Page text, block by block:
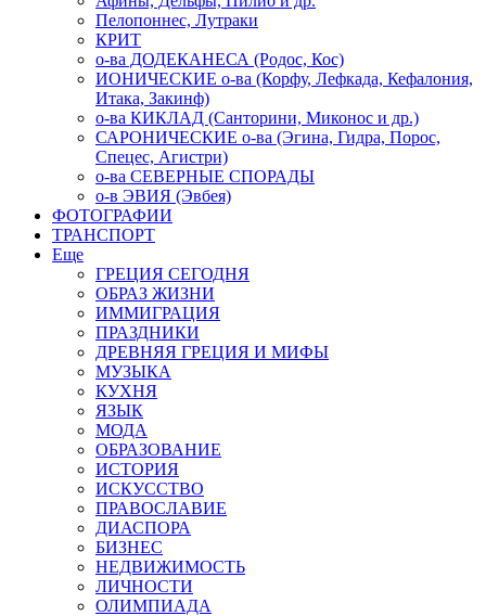
Пелопоннес, Лутраки
КРИТ
о-ва ДОДЕКАНЕСА (Родос, Кос)
ИОНИЧЕСКИЕ о-ва (Корфу, Лефкада, Кефалония,
Итака, Закинф)
о-ва КИКЛАД (Санторини, Миконос и др.)
САРОНИЧЕСКИЕ о-ва (Эгина, Гидра, Порос,
Спецес, Агистри)
о-ва СЕВЕРНЫЕ СПОРАДЫ
о-в ЭВИЯ (Эвбея)
ФОТОГРАФИИ
ТРАНСПОРТ
Еще
ГРЕЦИЯ СЕГОДНЯ
ОБРАЗ ЖИЗНИ
ИММИГРАЦИЯ
ПРАЗДНИКИ
ДРЕВНЯЯ ГРЕЦИЯ И МИФЫ
МУЗЫКА
КУХНЯ
ЯЗЫК
МОДА
ОБРАЗОВАНИЕ
ИСТОРИЯ
ИСКУССТВО
ПРАВОСЛАВИЕ
ДИАСПОРА
БИЗНЕС
НЕДВИЖИМОСТЬ
ЛИЧНОСТИ
ОЛИМПИАДА